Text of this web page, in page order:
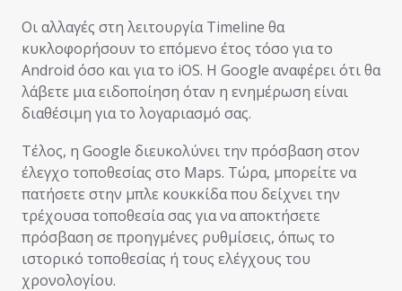
Οι αλλαγές στη λειτουργία Timeline θα
κυκλοφορήσουν το επόμενο έτος τόσο για το
Android όσο και για το iOS. Η Google αναφέρει ότι θα
λάβετε μια ειδοποίηση όταν η ενημέρωση είναι
διαθέσιμη για το λογαριασμό σας.
Τέλος, η Google διευκολύνει την πρόσβαση στον
έλεγχο τοποθεσίας στο Maps. Τώρα, μπορείτε να
πατήσετε στην μπλε κουκκίδα που δείχνει την
τρέχουσα τοποθεσία σας για να αποκτήσετε
πρόσβαση σε προηγμένες ρυθμίσεις, όπως το
ιστορικό τοποθεσίας ή τους ελέγχους του
χρονολογίου.